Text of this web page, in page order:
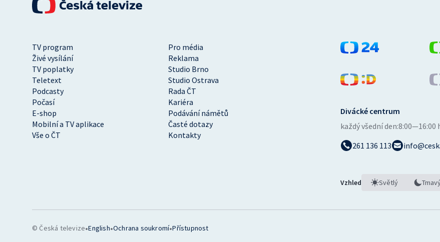
TV program
Pro média
Živé vysílání
Reklama
TV poplatky
Studio Brno
Teletext
Studio Ostrava
Podcasty
Rada ČT
Počasí
Kariéra
E-shop
Podávání námětů
Mobilní a TV aplikace
Časté dotazy
Vše o ČT
Kontakty
Divácké centrum
každý všední den:8:00—16:00
261 136 113
Vzhled Světlý
© Česká televize•English•Ochrana soukromí•Přístupnost